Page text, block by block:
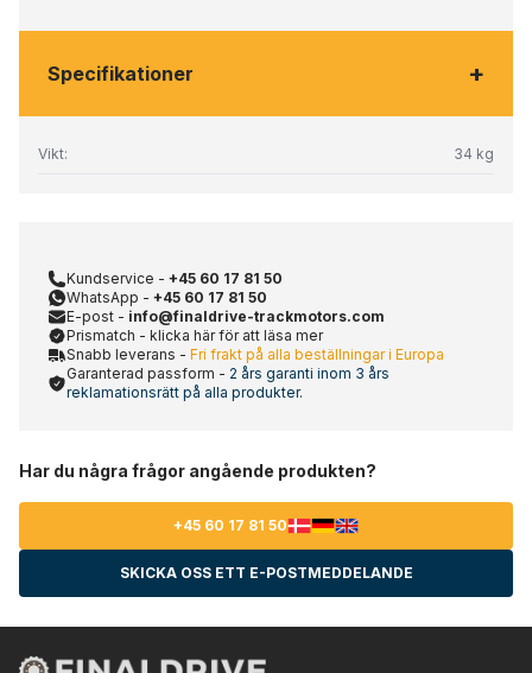
Specifikationer +
Vikt: 34 kg
Kundservice - +45 60 17 81 50
WhatsApp - +45 60 17 81 50
E-post - info@finaldrive-trackmotors.com
Prismatch - klicka här för att läsa mer
Snabb leverans - Fri frakt på alla beställningar i Europa
Garanterad passform - 2 års garanti inom 3 års
reklamationsrätt på alla produkter.
Har du några frågor angående produkten?
+45 60 17 81 50
SKICKA OSS ETT E-POSTMEDDELANDE